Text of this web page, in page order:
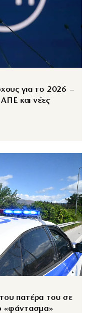
για το 2026 –
και νέες
πατέρα του σε
«φάντασμα»